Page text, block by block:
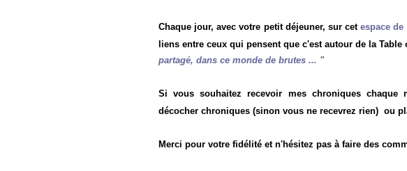
Chaque jour, avec votre petit déjeuner, sur cetespace
liens entre ceux qui pensent que c'est autour de la
partagé, dans ce monde de brutes ... "
Si vous souhaitez recevoir mes chroniques chaque
décocher chroniques (sinon vous ne recevrez rien) ou
Merci pour votre fidélité et n'hésitez pas à faire des